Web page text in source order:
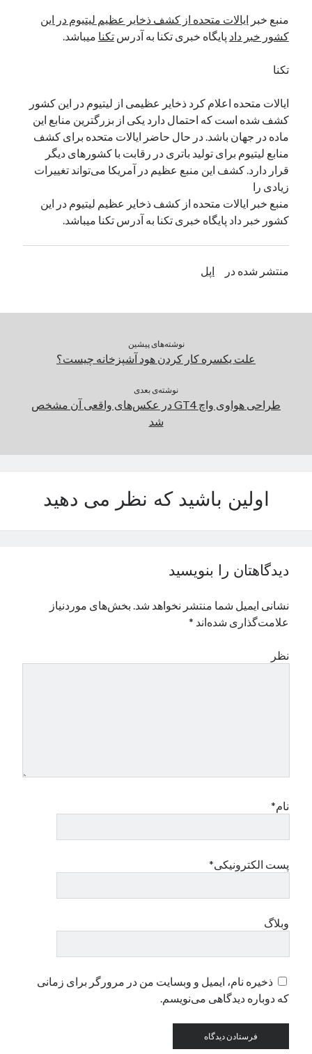
نوامبر 2023
اکتبر 2023
آگوست 2023
دسامبر 2022
دسته‌ها
اپل
دسته‌بندی نشده
منبع خبر ایالات متحده از کشف ذخایر عظیم لیتیوم در این
کشور خبر داد پایگاه خبری تکنا به آدرستکنا میباشد.
تکنا
ایالات متحده اعلام کرد ذخایر عظیمی از لیتیوم در این کشور
کشف شده است که احتمال دارد یکی از بزرگترین منابع این
ماده در جهان باشد. در حال حاضر ایالات متحده برای کشف
منابع لیتیوم برای تولید باتری در رقابت با کشورهای دیگر
قرار دارد. کشف این منبع عظیم در آمریکا می‌تواند تغییرات
زیادی را
منبع خبر ایالات متحده از کشف ذخایر عظیم لیتیوم در این
کشور خبر داد پایگاه خبری تکنا به آدرس تکنا میباشد.
منتشر شده در اپل
نوشته‌های پیشین
علت یکسره کار کردن هود آشپزخانه چیست؟
نوشته‌ی بعدی
طراحی هواوی واچ GT4 در عکس‌های واقعی آن مشخص
شد
اولین باشید که نظر می دهید
دیدگاهتان را بنویسید
نشانی ایمیل شما منتشر نخواهد شد. بخش‌های موردنیاز
علامت‌گذاری شده‌اند *
نظر
نام*
پست الکترونیکی*
وبلاگ
ذخیره نام، ایمیل و وبسایت من در مرورگر برای زمانی
که دوباره دیدگاهی می‌نویسم.